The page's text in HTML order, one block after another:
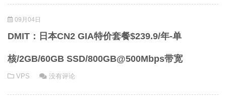
09月04日
DMIT：日本CN2 GIA特价套餐$239.9/年-单
核/2GB/60GB SSD/800GB@500Mbps带宽
VPS 没有评论